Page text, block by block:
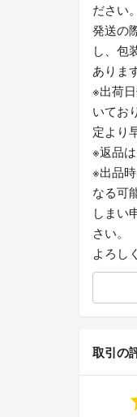
ださい。
発送の
し、包
ありま
※出荷
いてお
定より
※返品
※出品
なる可
しまい
さい。
よろし
取引の